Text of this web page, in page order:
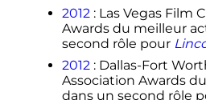
2012 : Las Vegas Film
Awards du meilleur
second rôle pour
2012 : Dallas-Fort
Association Awards
dans un second rôle